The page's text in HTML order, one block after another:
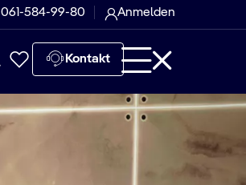
061-584-99-80 Anmelden
Kontakt